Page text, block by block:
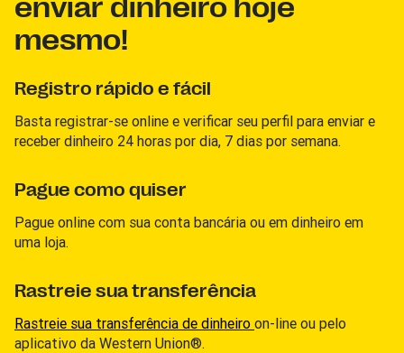
enviar dinheiro hoje
mesmo!
Registro rápido e fácil
Basta registrar-se online e verificar seu perfil para enviar e
receber dinheiro 24 horas por dia, 7 dias por semana.
Pague como quiser
Pague online com sua conta bancária ou em dinheiro em
uma loja.
Rastreie sua transferência
Rastreie sua transferência de dinheiro on-line ou pelo
aplicativo da Western Union®.